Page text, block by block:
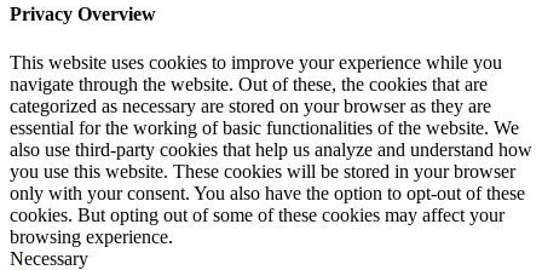
Privacy Overview
This website uses cookies to improve your experience while you
navigate through the website. Out of these, the cookies that are
categorized as necessary are stored on your browser as they are
essential for the working of basic functionalities of the website. We
also use third-party cookies that help us analyze and understand how
you use this website. These cookies will be stored in your browser
only with your consent. You also have the option to opt-out of these
cookies. But opting out of some of these cookies may affect your
browsing experience.
Necessary